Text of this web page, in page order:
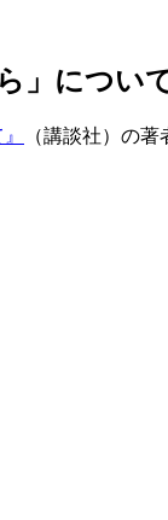
」につ
（講談社）の著